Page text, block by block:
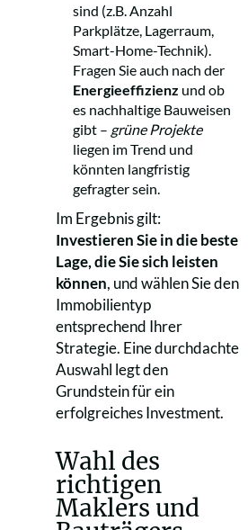
sind (z.B. Anzahl
Parkplätze, Lagerraum,
Smart-Home-Technik).
Fragen Sie auch nach der
Energieeffizienz und ob
es nachhaltige Bauweisen
gibt – grüne Projekte
liegen im Trend und
könnten langfristig
gefragter sein.
Im Ergebnis gilt:
Investieren Sie in die beste
Lage, die Sie sich leisten
können, und wählen Sie den
Immobilientyp
entsprechend Ihrer
Strategie. Eine durchdachte
Auswahl legt den
Grundstein für ein
erfolgreiches Investment.
Wahl des
richtigen
Maklers und